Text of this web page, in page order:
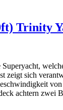
Trinity
zeigt sich
achtern zwei